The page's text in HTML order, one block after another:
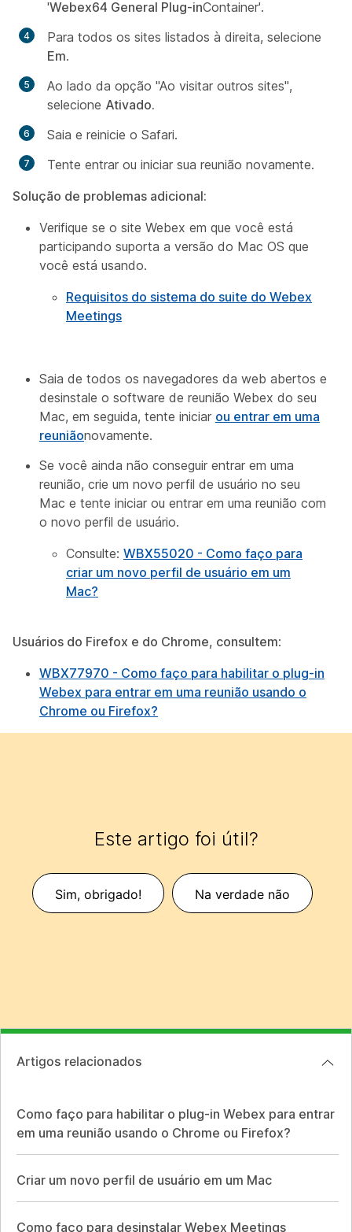
'Webex64 General Plug-inContainer'.
Para todos os sites listados à direita, selecione
Em.
Ao lado da opção "Ao visitar outros sites",
selecione Ativado.
Saia e reinicie o Safari.
Tente entrar ou iniciar sua reunião novamente.
Solução de problemas adicional:
Verifique se o site Webex em que você está
participando suporta a versão do Mac OS que
você está usando.
Requisitos do sistema do suite do Webex
Meetings
Saia de todos os navegadores da web abertos e
desinstale o software de reunião Webex do seu
Mac, em seguida, tente iniciar ou entrar em uma
reuniãonovamente.
Se você ainda não conseguir entrar em uma
reunião, crie um novo perfil de usuário no seu
Mac e tente iniciar ou entrar em uma reunião com
o novo perfil de usuário.
Consulte: WBX55020 - Como faço para
criar um novo perfil de usuário em um
Mac?
Usuários do Firefox e do Chrome, consultem:
WBX77970 - Como faço para habilitar o plug-in
Webex para entrar em uma reunião usando o
Chrome ou Firefox?
Este artigo foi útil?
Sim, obrigado! Na verdade não
Artigos relacionados
Como faço para habilitar o plug-in Webex para entrar
em uma reunião usando o Chrome ou Firefox?
Criar um novo perfil de usuário em um Mac
Como faço para desinstalar Webex Meetings